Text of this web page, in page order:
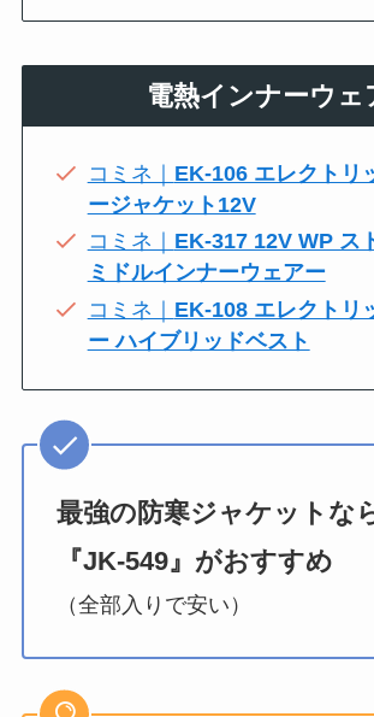
電熱インナーウェ
コミネ｜ EK-106 エレクトリ
ージャケット12V
コミネ｜ EK-317 12V WP ス
ミドルインナーウェアー
コミネ｜ EK-108 エレクトリ
ー ハイブリッドベスト
最強の防寒ジャケットな
『JK-549』がおすすめ
（全部入りで安い）